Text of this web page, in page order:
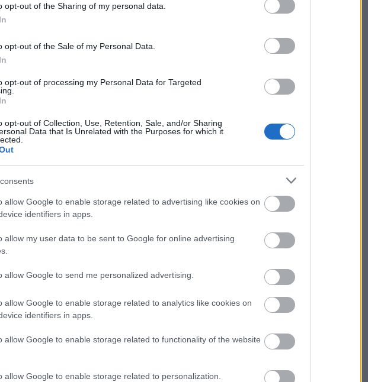
opt-out of the Sharing of my personal data.
opt-out of the Sale of my Personal Data.
opt-out of processing my Personal Data for Targeted
opt-out of Collection, Use, Retention, Sale, and/or Sharing
Data that Is Unrelated with the Purposes for which it
allow Google to enable storage related to advertising like cookies on
identifiers in apps.
allow my user data to be sent to Google for online advertising
allow Google to send me personalized advertising.
allow Google to enable storage related to analytics like cookies on
identifiers in apps.
allow Google to enable storage related to functionality of the website
allow Google to enable storage related to personalization.
árak
a piaci
most ilyen
inkább
és